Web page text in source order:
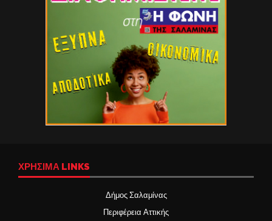
ΧΡΉΣΙΜΑ LINKS
Δήμος Σαλαμίνας
Περιφέρεια Αττικής